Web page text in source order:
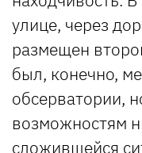
улице, через
размещен
был, конечно,
обсерватории,
возможностям
сложившейся